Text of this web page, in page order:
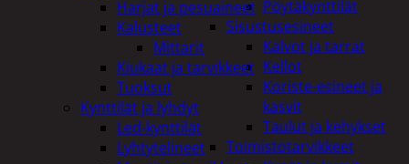
Pöytäkynttilät
Sisustusesineet
Kalvot ja tarrat
Kellot
Koriste-esineet ja
kasvit
Taulut ja kehykset
Toimistotarvikkeet
Harjat ja pesuaineet
Kalusteet
Mittarit
Kiukaat ja tarvikkeet
Tuoksut
Kynttilät ja lyhdyt
Led-kynttilät
Lyhtytelineet